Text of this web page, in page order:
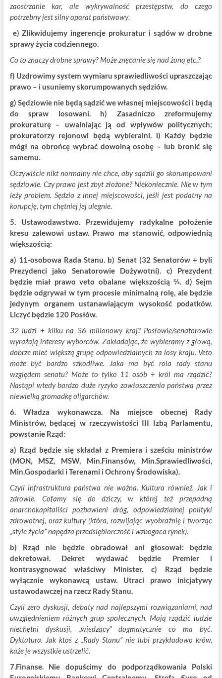
zaostrzanie kar, ale wykrywalność przestępstw, do czego
potrzebny jest silny aparat państwowy.
e) Zlikwidujemy ingerencje prokuratur i sądów w drobne
sprawy życia codziennego.
Co to znaczy drobne sprawy? Może znęcanie się nad żoną etc.?
f) Uzdrowimy system wymiaru sprawiedliwości upraszczając
prawo – i usuniemy skorumpowanych sędziów.
g) Sędziowie nie będą sądzić we własnej miejscowości i będą
do spraw losowani. h) Zasadniczo zreformujemy
prokuraturę – uwalniając ją od wpływów politycznych;
prokuratorzy rejonowi będą wybieralni. i) Każdy będzie
mógł na obrońcę wybrać dowolną osobę – lub bronić się
samemu.
Oczywiście nikt normalny nie chce, aby sądzili go skorumpowani
sędziowie. Czy prawo jest zbyt złożone? Niekoniecznie. Nie w tym
leży problem. Sędzia z innej miejscowości, jeśli jest podatny na
korupcję, tym chętniej jej ulegnie.
5. Ustawodawstwo. Przewidujemy radykalne położenie
kresu zalewowi ustaw. Prawo ma stanowić, odpowiednią
większością:
a) 11-osobowa Rada Stanu. b) Senat (32 Senatorów + byli
Prezydenci jako Senatorowie Dożywotni). c) Prezydent
będzie miał prawo veto obalane większością ⅔. d) Sejm
będzie odgrywał w tym procesie minimalną rolę, ale będzie
jedynym organem ustanawiającym wysokość podatków.
Liczyć będzie 120 Posłów.
32 ludzi + kilku na 36 milionowy kraj? Posłowie/senatorowie
wyrażają interesy wyborców. Zakładając, że wybieramy z głową,
dobrze mieć większą grupę odpowiedzialnych za losy kraju. Veto
może być bardzo szkodliwe. Jaka ma być rola rady stanu
względem senatu? Może to tylko 11 osób + król ma rządzić?
Nastąpi wtedy bardzo duże ryzyko zawłaszczenia państwa przez
niewielką gromadkę oligarchów.
6. Władza wykonawcza. Na miejsce obecnej Rady
Ministrów, będącej w rzeczywistości III Izbą Parlamentu,
powstanie Rząd:
a) Rząd będzie się składał z Premiera i sześciu ministrów
(MON, MSZ, MSW, Min.Finansów, Min.Sprawiedliwości,
Min.Gospodarki i Terenami i Ochrony Środowiska).
Czyli infrastruktura państwa nie ważna. Kultura również. Jak i
zdrowie. Cofamy się do dziczy, w której też przepadną
anarchokapitaliści pozbawieni dróg, odpowiedzialnej polityki
zdrowotnej, oraz kultury (która, rozwijając wyobraźnię i tworząc
„style życia” napędza przedsiębiorczość i wzbogaca rynek).
b) Rząd nie będzie obradował ani głosował: będzie
dekretował. Dekret wydawać będzie Premier i
kontrasygnować właściwy Minister. c) Rząd będzie
wyłącznie wykonawcą ustaw. Utraci prawo inicjatywy
ustawodawczej na rzecz Rady Stanu.
Czyli zero dyskusji, debaty nad najlepszymi rozwiązaniami, nad
uwzględnieniem różnych grup społecznych. Mają rządzić ludzie
niechętni dyskusji, „wiedzący” dogmatycznie co ma być.
Dyktatura. Jak ktoś z „Rady Stanu” nie lubi przykładowo krów,
każe je wszystkie ustrzelić.
7.Finanse. Nie dopuścimy do podporządkowania Polski